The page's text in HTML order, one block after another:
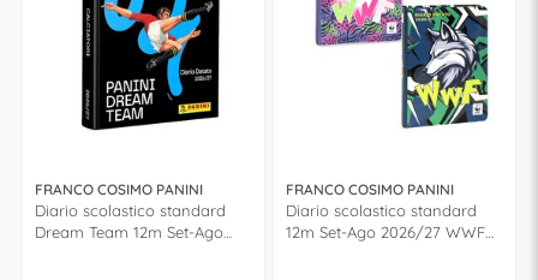
FRANCO COSIMO PANINI
Diario scolastico standard
Dream Team 12m Set-Ago
FRANCO COSIMO PANINI
Diario scolastico standard
12m Set-Ago 2026/27 WWF